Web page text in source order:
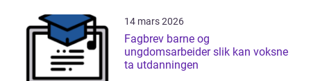
14 mars 2026
Fagbrev barne og
ungdomsarbeider slik kan voksne
ta utdanningen